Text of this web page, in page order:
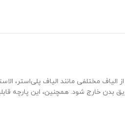
مختلفی مانند الیاف پلی‌استر،
بدن خارج شود. همچنین، این پارچه